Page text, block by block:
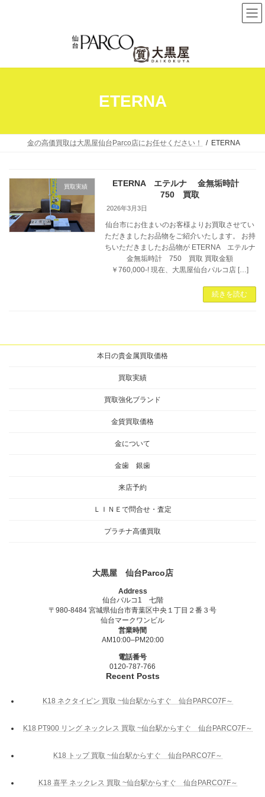
ン
テ
ン
ス
キ
ビ
ゲ
ー
ン
に
ETERNA
金の高価買取は大黒屋仙台Parco店にお任せください！ ETERNA
買取実績
ETERNA エテルナ 金無垢時計
750 買取
2026年3月3日
仙台市にお住まいのお客様よりお買取させてい
ただきましたお品物をご紹介いたします。 お持
ちいただきましたお品物が ETERNA エテルナ
金無垢時計 750 買取 買取金額
￥760,000-! 現在、大黒屋仙台パルコ店 […]
続きを読む
本日の貴金属買取価格
買取実績
買取強化ブランド
金貨買取価格
金について
金歯 銀歯
来店予約
ＬＩＮＥで問合せ・査定
プラチナ高価買取
大黒屋 仙台Parco店
Address
仙台パルコ1 七階
〒980-8484 宮城県仙台市青葉区中央１丁目２番３号
仙台マークワンビル
営業時間
AM10:00–PM20:00
電話番号
0120-787-766
Recent Posts
K18 ネクタイピン 買取 ~仙台駅からすぐ 仙台PARCO7F～
K18 PT900 リング ネックレス 買取 ~仙台駅からすぐ 仙台PARCO7F～
K18 トップ 買取 ~仙台駅からすぐ 仙台PARCO7F～
K18 喜平 ネックレス 買取 ~仙台駅からすぐ 仙台PARCO7F～